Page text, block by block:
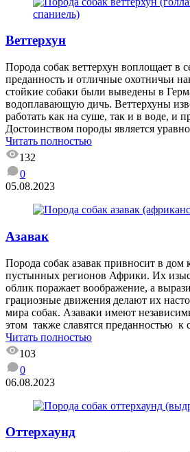
Веттерхун
Порода собак веттерхун воплощает в
преданность и отличные охотничьи
стойкие собаки были выведены в
водоплавающую дичь. Веттерхуны
работать как на суше, так и в воде, и
Достоинством породы является
Читать полностью
132
0
05.08.2023
Азавак
Порода собак азавак привносит в дом
пустынных регионов Африки. Их
облик поражает воображение, а
грациозные движения делают их
мира собак. Азаваки имеют
этом также славятся преданностью к
Читать полностью
103
0
06.08.2023
Оттерхаунд